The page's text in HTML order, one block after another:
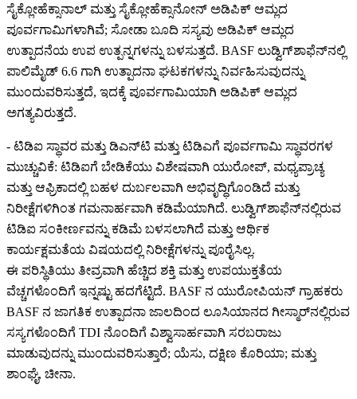
ಸೈಕ್ಲೋಹೆಕ್ಸಾನಾಲ್ ಮತ್ತು ಸೈಕ್ಲೋಹೆಕ್ಸಾನೋನ್ ಅಡಿಪಿಕ್ ಆಮ್ಲದ
ಪೂರ್ವಗಾಮಿಗಳಾಗಿವೆ; ಸೋಡಾ ಬೂದಿ ಸಸ್ಯವು ಅಡಿಪಿಕ್ ಆಮ್ಲದ
ಉತ್ಪಾದನೆಯ ಉಪ ಉತ್ಪನ್ನಗಳನ್ನು ಬಳಸುತ್ತದೆ. BASF ಲುಡ್ವಿಗ್‌ಶಾಫೆನ್‌ನಲ್ಲಿ
ಪಾಲಿಮೈಡ್ 6.6 ಗಾಗಿ ಉತ್ಪಾದನಾ ಘಟಕಗಳನ್ನು ನಿರ್ವಹಿಸುವುದನ್ನು
ಮುಂದುವರಿಸುತ್ತದೆ, ಇದಕ್ಕೆ ಪೂರ್ವಗಾಮಿಯಾಗಿ ಅಡಿಪಿಕ್ ಆಮ್ಲದ
ಅಗತ್ಯವಿರುತ್ತದೆ.
- ಟಿಡಿಐ ಸ್ಥಾವರ ಮತ್ತು ಡಿಎನ್‌ಟಿ ಮತ್ತು ಟಿಡಿಎಗೆ ಪೂರ್ವಗಾಮಿ ಸ್ಥಾವರಗಳ
ಮುಚ್ಚುವಿಕೆ: ಟಿಡಿಐಗೆ ಬೇಡಿಕೆಯು ವಿಶೇಷವಾಗಿ ಯುರೋಪ್, ಮಧ್ಯಪ್ರಾಚ್ಯ
ಮತ್ತು ಆಫ್ರಿಕಾದಲ್ಲಿ ಬಹಳ ದುರ್ಬಲವಾಗಿ ಅಭಿವೃದ್ಧಿಗೊಂಡಿದೆ ಮತ್ತು
ನಿರೀಕ್ಷೆಗಳಿಗಿಂತ ಗಮನಾರ್ಹವಾಗಿ ಕಡಿಮೆಯಾಗಿದೆ. ಲುಡ್ವಿಗ್‌ಶಾಫೆನ್‌ನಲ್ಲಿರುವ
ಟಿಡಿಐ ಸಂಕೀರ್ಣವನ್ನು ಕಡಿಮೆ ಬಳಸಲಾಗಿದೆ ಮತ್ತು ಆರ್ಥಿಕ
ಕಾರ್ಯಕ್ಷಮತೆಯ ವಿಷಯದಲ್ಲಿ ನಿರೀಕ್ಷೆಗಳನ್ನು ಪೂರೈಸಿಲ್ಲ.
ಈ ಪರಿಸ್ಥಿತಿಯು ತೀವ್ರವಾಗಿ ಹೆಚ್ಚಿದ ಶಕ್ತಿ ಮತ್ತು ಉಪಯುಕ್ತತೆಯ
ವೆಚ್ಚಗಳೊಂದಿಗೆ ಇನ್ನಷ್ಟು ಹದಗೆಟ್ಟಿದೆ. BASF ನ ಯುರೋಪಿಯನ್ ಗ್ರಾಹಕರು
BASF ನ ಜಾಗತಿಕ ಉತ್ಪಾದನಾ ಜಾಲದಿಂದ ಲೂಸಿಯಾನದ ಗೀಸ್ಮಾರ್‌ನಲ್ಲಿರುವ
ಸಸ್ಯಗಳೊಂದಿಗೆ TDI ನೊಂದಿಗೆ ವಿಶ್ವಾಸಾರ್ಹವಾಗಿ ಸರಬರಾಜು
ಮಾಡುವುದನ್ನು ಮುಂದುವರಿಸುತ್ತಾರೆ; ಯೆಸು, ದಕ್ಷಿಣ ಕೊರಿಯಾ; ಮತ್ತು
ಶಾಂಘೈ, ಚೀನಾ.